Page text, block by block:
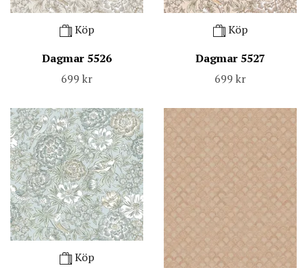
Köp
Dagmar 5526
699 kr
Köp
Dagmar 5527
699 kr
Köp